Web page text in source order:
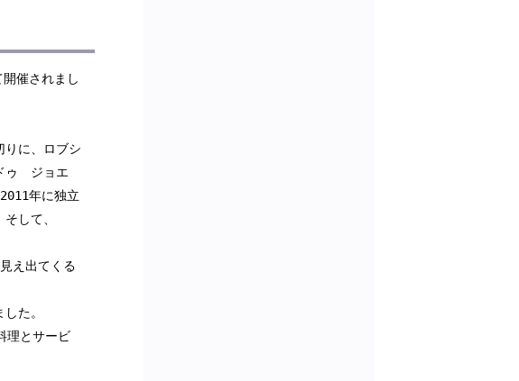
催されまし
に、ロブシ
ゥ ジョエ
年に独立
して、
え出てくる
た。
理とサービ